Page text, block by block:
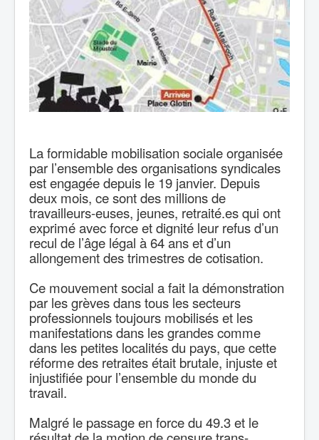
La formidable mobilisation sociale organisée
par l’ensemble des organisations syndicales
est engagée depuis le 19 janvier. Depuis
deux mois, ce sont des millions de
travailleurs-euses, jeunes, retraité.es qui ont
exprimé avec force et dignité leur refus d’un
recul de l’âge légal à 64 ans et d’un
allongement des trimestres de cotisation.
Ce mouvement social a fait la démonstration
par les grèves dans tous les secteurs
professionnels toujours mobilisés et les
manifestations dans les grandes comme
dans les petites localités du pays, que cette
réforme des retraites était brutale, injuste et
injustifiée pour l’ensemble du monde du
travail.
Malgré le passage en force du 49.3 et le